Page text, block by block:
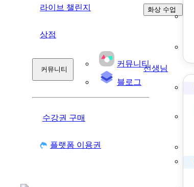
라이브 챌린지
상점
커뮤니티
커뮤니티
블로그
수강권 구매
플랫폼 이용권
화상 수업
선생님